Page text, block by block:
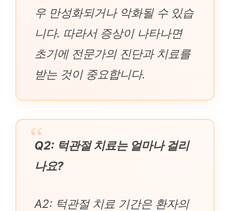
우 만성화되거나 악화될 수 있습
니다. 따라서 증상이 나타나면
초기에 전문가의 진단과 치료를
받는 것이 중요합니다.
Q2: 턱관절 치료는 얼마나 걸리
나요?
A2: 턱관절 치료 기간은 환자의